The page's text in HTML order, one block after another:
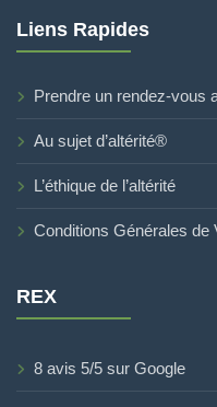
Liens Rapides
Prendre un rendez-vous
Au sujet d’altérité®
L’éthique de l’altérité
Conditions Générales de
REX
8 avis 5/5 sur Google